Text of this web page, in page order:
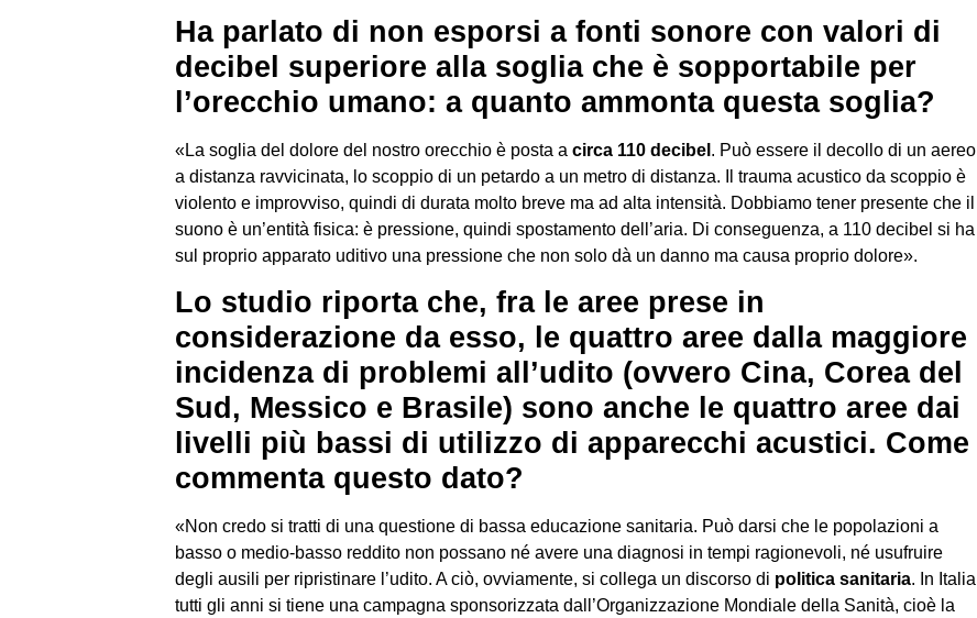
Ha parlato di non esporsi a fonti sonore con valori di
decibel superiore alla soglia che è sopportabile per
l’orecchio umano: a quanto ammonta questa soglia?
«La soglia del dolore del nostro orecchio è posta a circa 110 decibel . Può essere il decollo di un aereo
a distanza ravvicinata, lo scoppio di un petardo a un metro di distanza. Il trauma acustico da scoppio è
violento e improvviso, quindi di durata molto breve ma ad alta intensità. Dobbiamo tener presente che il
suono è un’entità fisica: è pressione, quindi spostamento dell’aria. Di conseguenza, a 110 decibel si ha
sul proprio apparato uditivo una pressione che non solo dà un danno ma causa proprio dolore».
Lo studio riporta che, fra le aree prese in
considerazione da esso, le quattro aree dalla maggiore
incidenza di problemi all’udito (ovvero Cina, Corea del
Sud, Messico e Brasile) sono anche le quattro aree dai
livelli più bassi di utilizzo di apparecchi acustici. Come
commenta questo dato?
«Non credo si tratti di una questione di bassa educazione sanitaria. Può darsi che le popolazioni a
basso o medio-basso reddito non possano né avere una diagnosi in tempi ragionevoli, né usufruire
degli ausili per ripristinare l’udito. A ciò, ovviamente, si collega un discorso di politica sanitaria. In Italia
tutti gli anni si tiene una campagna sponsorizzata dall’Organizzazione Mondiale della Sanità, cioè la